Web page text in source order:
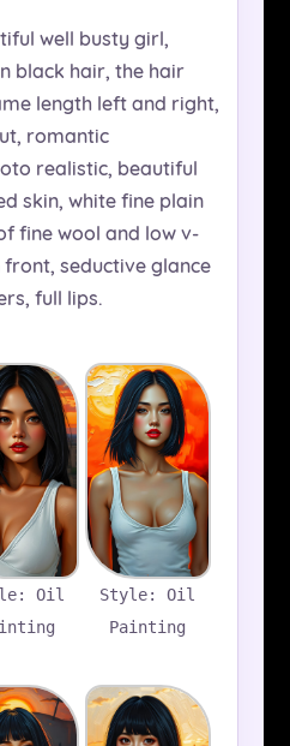
well busty girl,
black hair, the hair
length left and right,
romantic
realistic, beautiful
skin, white fine plain
fine wool and low v-
front, seductive glance
full lips.
Oil
Style: Oil
Painting